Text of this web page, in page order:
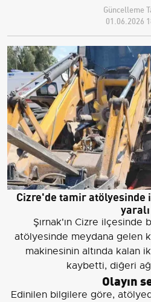
Güncelleme
01.06.2026
Cizre'de tamir atölyesinde
yaralı
Şırnak'ın Cizre ilçesinde
atölyesinde meydana gelen
makinesinin altında kalan
kaybetti, diğeri
Olayın
Edinilen bilgilere göre,